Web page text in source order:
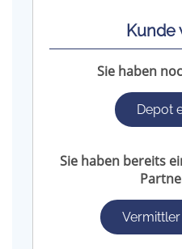
Kunde
Sie haben
Depot
Sie haben bereits